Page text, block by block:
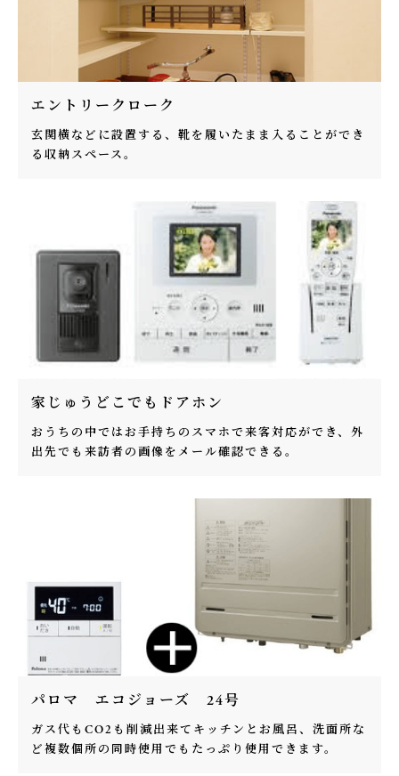
エントリークローク
玄関横などに設置する、靴を履いたまま入ることができ
る収納スペース。
家じゅうどこでもドアホン
おうちの中ではお手持ちのスマホで来客対応ができ、外
出先でも来訪者の画像をメール確認できる。
パロマ エコジョーズ 24号
ガス代もCO2も削減出来てキッチンとお風呂、洗面所な
ど複数個所の同時使用でもたっぷり使用できます。